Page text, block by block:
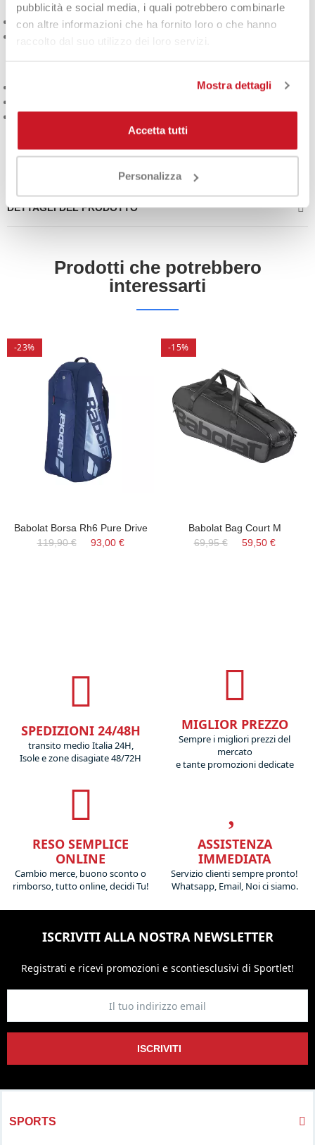
pubblicità e social media, i quali potrebbero combinarle
con altre informazioni che ha fornito loro o che hanno
raccolto dal suo utilizzo dei loro servizi.
Mostra dettagli
Accetta tutti
Personalizza
comodo
Maniglia lateraleper portarla anche a mano
grafiche Head
stampate
Composizione:
cercaspazio, funzionalità e stilein un’unica borsa da campo.
DETTAGLI DEL PRODOTTO
Prodotti che potrebbero
interessarti
-23%
Babolat Borsa Rh6 Pure Drive
119,90 €
93,00 €
-15%
Babolat Bag Court M
69,95 €
59,50 €
SPEDIZIONI 24/48H
transito medio Italia 24H,
Isole e zone disagiate 48/72H
MIGLIOR PREZZO
Sempre i migliori prezzi del
mercato
e tante promozioni dedicate
RESO SEMPLICE
ONLINE
Cambio merce, buono sconto o
rimborso, tutto online, decidi Tu!
ASSISTENZA
IMMEDIATA
Servizio clienti sempre pronto!
Whatsapp, Email, Noi ci siamo.
ISCRIVITI ALLA NOSTRA NEWSLETTER
Registrati e ricevi promozioni e scontiesclusivi di Sportlet!
ISCRIVITI
SPORTS